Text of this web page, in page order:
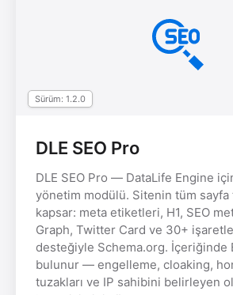
Sürüm: 1.2.0
DLE SEO Pro
DLE SEO Pro — DataLife Engine
yönetim modülü. Sitenin tüm
kapsar: meta etiketleri, H1, SEO
Graph, Twitter Card ve 30+
desteğiyle Schema.org. İçeriğinde
bulunur — engelleme, cloaking,
tuzakları ve IP sahibini belirleyen